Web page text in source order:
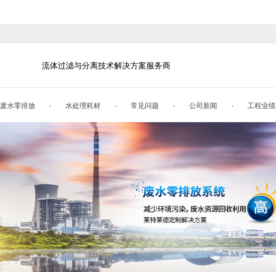
流体过滤与分离技术解决方案服务商
废水零排放 · 水处理耗材 · 常见问题 · 公司新闻 · 工程业绩